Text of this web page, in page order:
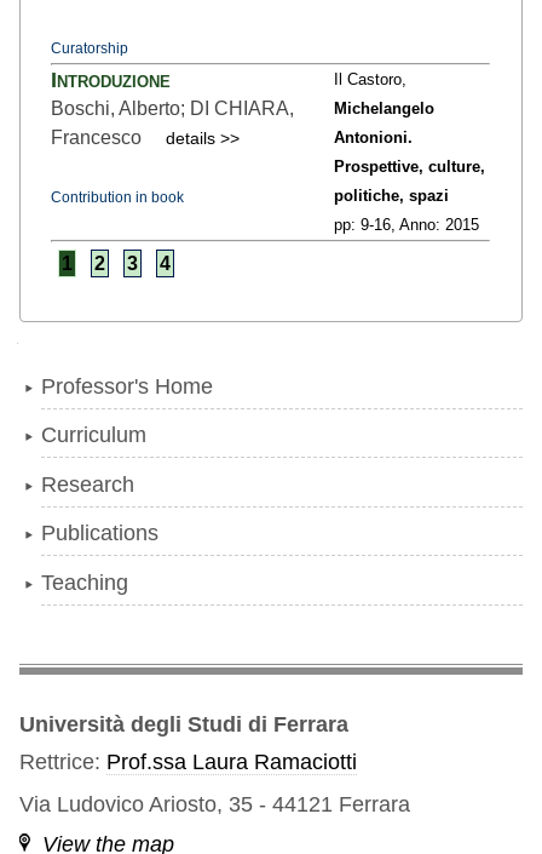
Curatorship
Introduzione
Boschi, Alberto; DI CHIARA,
Francesco
details >>
Contribution in book
Il Castoro,
Michelangelo
Antonioni.
Prospettive, culture,
politiche, spazi
pp: 9-16, Anno: 2015
1 2 3 4
Professor's Home
Curriculum
Research
Publications
Teaching
Università degli Studi di Ferrara
Rettrice: Prof.ssa Laura Ramaciotti
Via Ludovico Ariosto, 35 - 44121 Ferrara
View the map